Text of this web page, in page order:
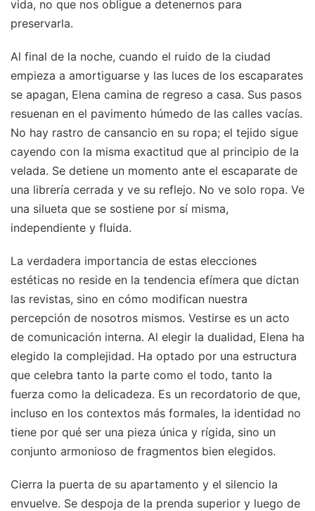
vida, no que nos obligue a detenernos para
preservarla.
Al final de la noche, cuando el ruido de la ciudad
empieza a amortiguarse y las luces de los escaparates
se apagan, Elena camina de regreso a casa. Sus pasos
resuenan en el pavimento húmedo de las calles vacías.
No hay rastro de cansancio en su ropa; el tejido sigue
cayendo con la misma exactitud que al principio de la
velada. Se detiene un momento ante el escaparate de
una librería cerrada y ve su reflejo. No ve solo ropa. Ve
una silueta que se sostiene por sí misma,
independiente y fluida.
La verdadera importancia de estas elecciones
estéticas no reside en la tendencia efímera que dictan
las revistas, sino en cómo modifican nuestra
percepción de nosotros mismos. Vestirse es un acto
de comunicación interna. Al elegir la dualidad, Elena ha
elegido la complejidad. Ha optado por una estructura
que celebra tanto la parte como el todo, tanto la
fuerza como la delicadeza. Es un recordatorio de que,
incluso en los contextos más formales, la identidad no
tiene por qué ser una pieza única y rígida, sino un
conjunto armonioso de fragmentos bien elegidos.
Cierra la puerta de su apartamento y el silencio la
envuelve. Se despoja de la prenda superior y luego de